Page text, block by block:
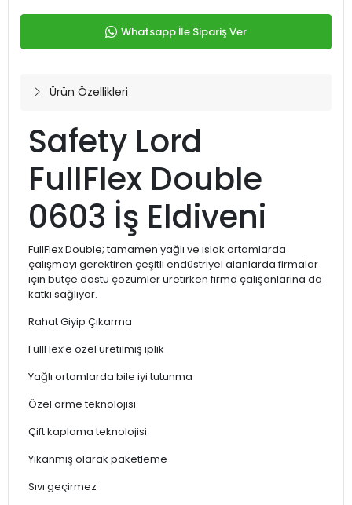
Whatsapp İle Sipariş Ver
Ürün Özellikleri
Safety Lord
FullFlex Double
0603 İş Eldiveni
FullFlex Double; tamamen yağlı ve ıslak ortamlarda
çalışmayı gerektiren çeşitli endüstriyel alanlarda firmalar
için bütçe dostu çözümler üretirken firma çalışanlarına da
katkı sağlıyor.
Rahat Giyip Çıkarma
FullFlex’e özel üretilmiş iplik
Yağlı ortamlarda bile iyi tutunma
Özel örme teknolojisi
Çift kaplama teknolojisi
Yıkanmış olarak paketleme
Sıvı geçirmez